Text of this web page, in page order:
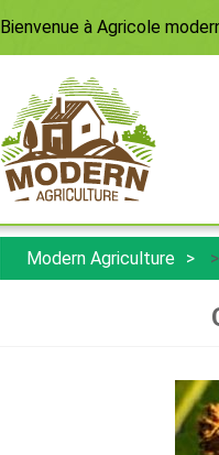
Bienvenue à Agricole
Modern Agriculture